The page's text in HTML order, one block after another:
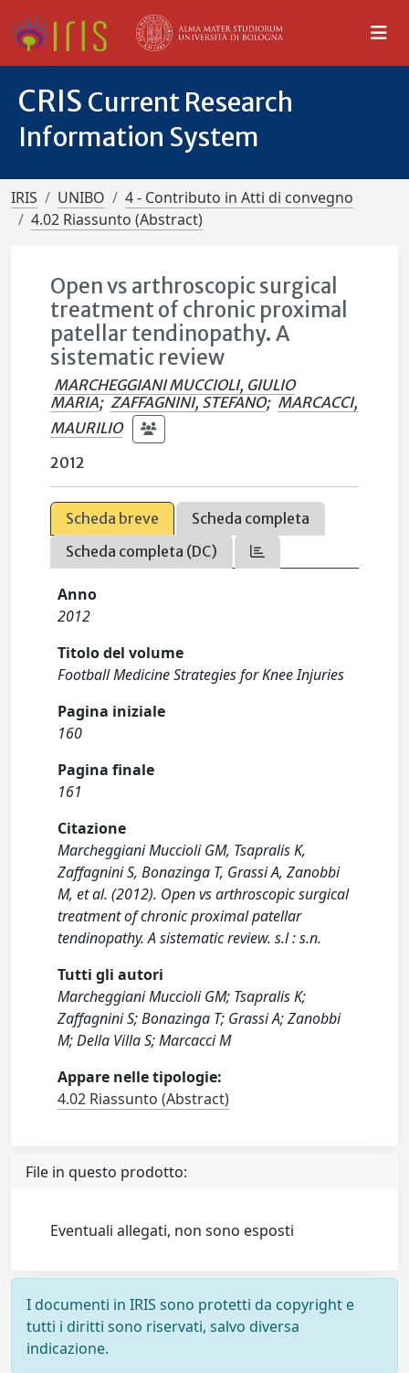
CRIS Current Research
Information System
IRIS UNIBO
4 - Contributo in Atti di convegno
4.02 Riassunto (Abstract)
Open vs arthroscopic surgical
treatment of chronic proximal
patellar tendinopathy. A
sistematic review
MARCHEGGIANI MUCCIOLI, GIULIO
MARIA; ZAFFAGNINI, STEFANO; MARCACCI,
MAURILIO
2012
Scheda breve
Scheda completa
Scheda completa (DC)
Anno
2012
Titolo del volume
Football Medicine Strategies for Knee Injuries
Pagina iniziale
160
Pagina finale
161
Citazione
Marcheggiani Muccioli GM, Tsapralis K,
Zaffagnini S, Bonazinga T, Grassi A, Zanobbi
M, et al. (2012). Open vs arthroscopic surgical
treatment of chronic proximal patellar
tendinopathy. A sistematic review. s.l : s.n.
Tutti gli autori
Marcheggiani Muccioli GM; Tsapralis K;
Zaffagnini S; Bonazinga T; Grassi A; Zanobbi
M; Della Villa S; Marcacci M
Appare nelle tipologie:
4.02 Riassunto (Abstract)
File in questo prodotto:
Eventuali allegati, non sono esposti
I documenti in IRIS sono protetti da copyright e
tutti i diritti sono riservati, salvo diversa
indicazione.